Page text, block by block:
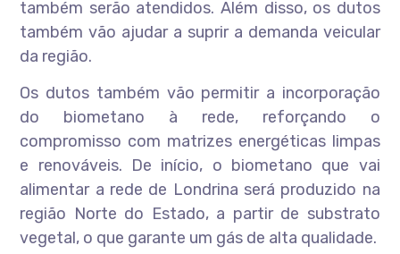
também serão atendidos. Além disso, os dutos
também vão ajudar a suprir a demanda veicular
da região.
Os dutos também vão permitir a incorporação
do biometano à rede, reforçando o
compromisso com matrizes energéticas limpas
e renováveis. De início, o biometano que vai
alimentar a rede de Londrina será produzido na
região Norte do Estado, a partir de substrato
vegetal, o que garante um gás de alta qualidade.